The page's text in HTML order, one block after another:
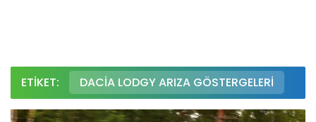
ETIKET: DACIA LODGY ARIZA GÖSTERGELERI